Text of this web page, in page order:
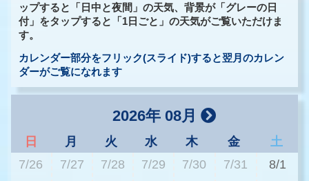
ップすると「日中と夜間」の天気、背景が「グレーの日
付」をタップすると「1日ごと」の天気がご覧いただけま
す。
カレンダー部分をフリック(スライド)すると翌月のカレン
ダーがご覧になれます
2026年 08月
日 月 火 水 木 金
土
7/26
7/27 7/28 7/29 7/30 7/31 8/1